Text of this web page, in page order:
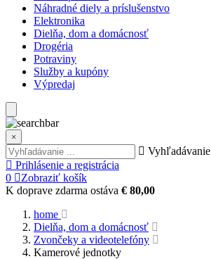
Náhradné diely a príslušenstvo
Elektronika
Dielňa, dom a domácnosť
Drogéria
Potraviny
Služby a kupóny
Výpredaj
×
Vyhľadávanie
Prihlásenie a registrácia
0
Zobraziť košík
K doprave zdarma ostáva € 80,00
home
Dielňa, dom a domácnosť
Zvončeky a videotelefóny
Kamerové jednotky